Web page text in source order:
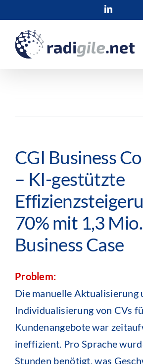
content
LinkedIn
CGI Business
– KI-gestützte
70% mit 1,3
Business Case
Problem:
Die manuelle Aktualisierung
Individualisierung von CVs
Kundenangebote war
ineffizient. Pro Sprache
Stunden benötigt, was